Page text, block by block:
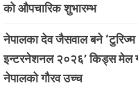
को औपचारिक शुभारम्भ
नेपालका देव जैसवाल बने ‘टुरिज्म
इन्टरनेशनल २०२६’ किड्स मेल
नेपालको गौरव उच्च